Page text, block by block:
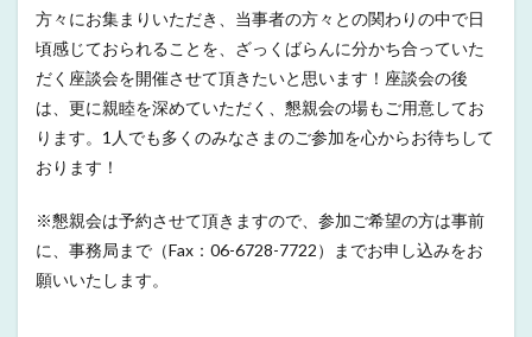
方々にお集まりいただき、当事者の方々との関わりの中で日
頃感じておられることを、ざっくばらんに分かち合っていた
だく座談会を開催させて頂きたいと思います！座談会の後
は、更に親睦を深めていただく、懇親会の場もご用意してお
ります。1人でも多くのみなさまのご参加を心からお待ちして
おります！
※懇親会は予約させて頂きますので、参加ご希望の方は事前
に、事務局まで（Fax：06-6728-7722）までお申し込みをお
願いいたします。